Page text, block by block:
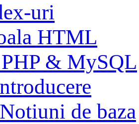
uri
HTML
& MySQL
de baza